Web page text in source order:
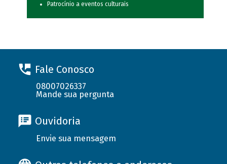
Patrocínio a eventos culturais
Fale Conosco
08007026337
Mande sua pergunta
Ouvidoria
Envie sua mensagem